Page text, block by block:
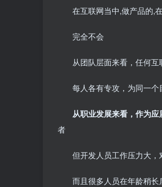
在互联网当中,做产品的,
完全不会
从团队层面来看，任何
每人各有专攻，为同一
从职业发展来看，作为
者
但开发人员工作压力大，
而且很多人员在年龄稍